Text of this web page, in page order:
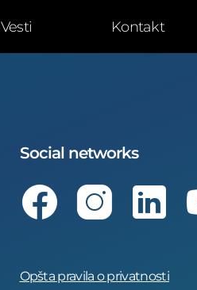
Vesti Kontakt
Social networks
Facebook Instagram
Opšta pravila o privatnosti